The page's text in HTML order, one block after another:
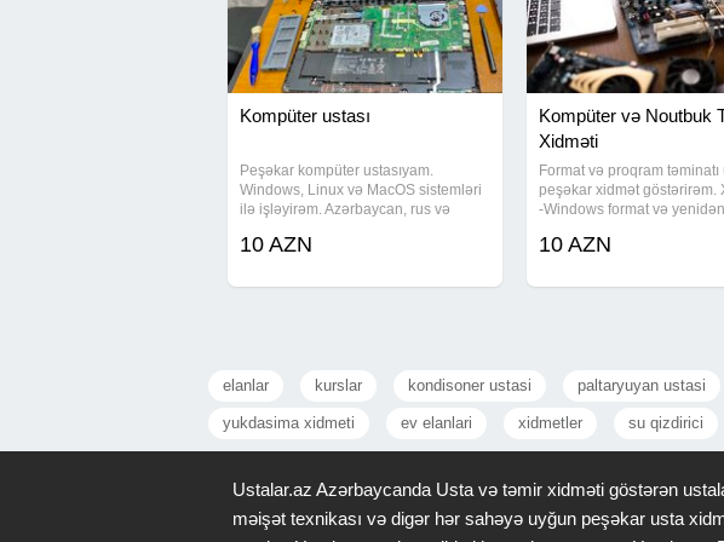
Kompüter ustası
Peşəkar kompüter ustasıyam.
Windows, Linux və MacOS sistemləri
ilə işləyirəm. Azərbaycan, rus və
Xidmətlər və təxmini qiymətlər: -
quraşdırılması və yenidən
10 AZN
Kompüter və Noutbuk
Xidməti
Format və proqram təminatı
peşəkar xidmət göstərirəm.
-Windows format və yenidən
təmizliyi, istilik baxımı -
yazılması və
xətalarının
10 AZN
elanlar kurslar kondisoner ustasi paltaryuyan ustasi
yukdasima xidmeti ev elanlari xidmetler su qizdirici
Ustalar.az Azərbaycanda Usta və təmir xidməti göstərən
məişət texnikası və digər hər sahəyə uyğun peşəkar usta